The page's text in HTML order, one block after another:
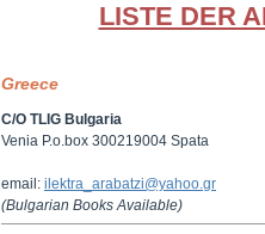
LISTE DER
Greece
C/O TLIG Bulgaria
Venia P.o.box 300219004 Spata
email: ilektra_arabatzi@yahoo.gr
(Bulgarian Books Available)